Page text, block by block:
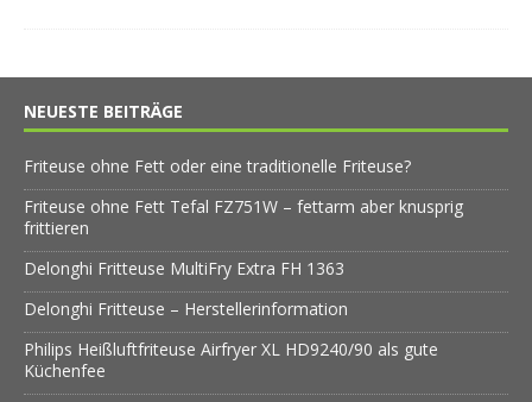
NEUESTE BEITRÄGE
Friteuse ohne Fett oder eine traditionelle Friteuse?
Friteuse ohne Fett Tefal FZ751W – fettarm aber knusprig
frittieren
Delonghi Fritteuse MultiFry Extra FH 1363
Delonghi Fritteuse – Herstellerinformation
Philips Heißluftfriteuse Airfryer XL HD9240/90 als gute
Küchenfee